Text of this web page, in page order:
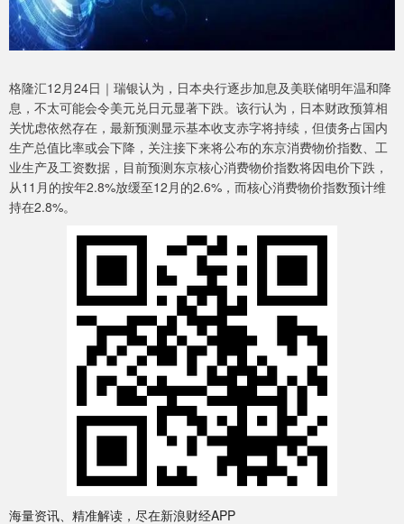
格隆汇12月24日｜瑞银认为，日本央行逐步加息及美联储明年温和降
息，不太可能会令美元兑日元显著下跌。该行认为，日本财政预算相
关忧虑依然存在，最新预测显示基本收支赤字将持续，但债务占国内
生产总值比率或会下降，关注接下来将公布的东京消费物价指数、工
业生产及工资数据，目前预测东京核心消费物价指数将因电价下跌，
从11月的按年2.8%放缓至12月的2.6%，而核心消费物价指数预计维
持在2.8%。
海量资讯、精准解读，尽在新浪财经APP